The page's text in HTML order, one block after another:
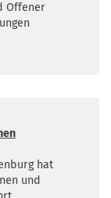
Offener
hat
und